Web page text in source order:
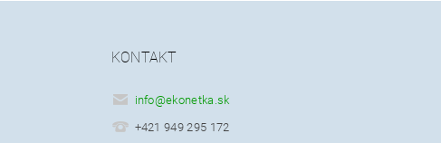
KONTAKT
info@ekonetka.sk
+421 949 295 172